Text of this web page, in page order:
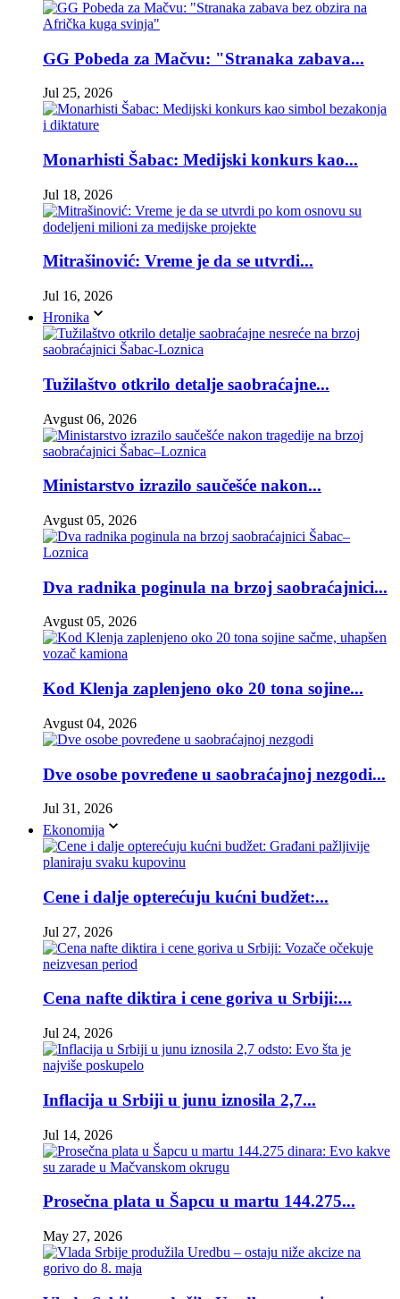
GG Pobeda za Mačvu: "Stranaka zabava...
Jul 25, 2026
Monarhisti Šabac: Medijski konkurs kao...
Jul 18, 2026
Mitrašinović: Vreme je da se utvrdi...
Jul 16, 2026
Hronika
Tužilaštvo otkrilo detalje saobraćajne...
Avgust 06, 2026
Ministarstvo izrazilo saučešće nakon...
Avgust 05, 2026
Dva radnika poginula na brzoj saobraćajnici...
Avgust 05, 2026
Kod Klenja zaplenjeno oko 20 tona sojine...
Avgust 04, 2026
Dve osobe povređene u saobraćajnoj nezgodi...
Jul 31, 2026
Ekonomija
Cene i dalje opterećuju kućni budžet:...
Jul 27, 2026
Cena nafte diktira i cene goriva u Srbiji:...
Jul 24, 2026
Inflacija u Srbiji u junu iznosila 2,7...
Jul 14, 2026
Prosečna plata u Šapcu u martu 144.275...
May 27, 2026